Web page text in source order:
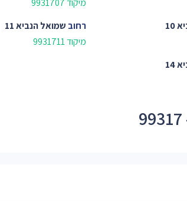
10
רחוב שמואל הנביא 11
מיקוד 9931711
14